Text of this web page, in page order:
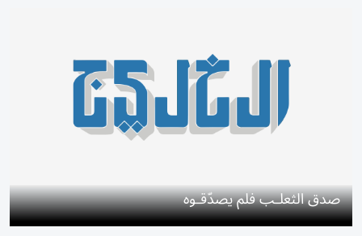
صدق الثعلـب فلم يصدّقـوه